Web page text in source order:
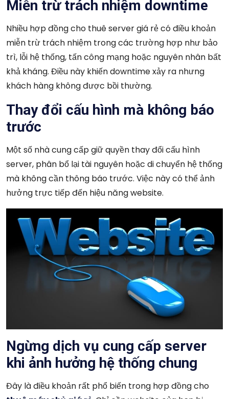
Miễn trừ trách nhiệm downtime
Nhiều hợp đồng cho thuê server giá rẻ có điều khoản
miễn trừ trách nhiệm trong các trường hợp như bảo
trì, lỗi hệ thống, tấn công mạng hoặc nguyên nhân bất
khả kháng. Điều này khiến downtime xảy ra nhưng
khách hàng không được bồi thường.
Thay đổi cấu hình mà không báo
trước
Một số nhà cung cấp giữ quyền thay đổi cấu hình
server, phân bổ lại tài nguyên hoặc di chuyển hệ thống
mà không cần thông báo trước. Việc này có thể ảnh
hưởng trực tiếp đến hiệu năng website.
Ngừng dịch vụ cung cấp server
khi ảnh hưởng hệ thống chung
Đây là điều khoản rất phổ biến trong hợp đồng cho